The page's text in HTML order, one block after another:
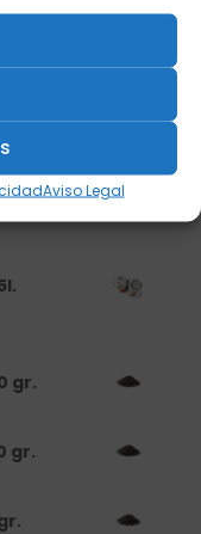
Aviso Legal
Buscar
gr.
gr.